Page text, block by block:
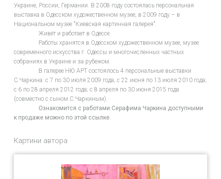
Украине, России, Германии. В 2008 году состоялась персональная
выставка в Одесском художественном музее, в 2009 году – в
Национальном музее "Киевская картинная галерея".
Живёт и работает в Одессе.
Работы хранятся в Одесском художественном музее, музее
современного искусства г. Одессы и многочисленных частных
собраниях в Украине и за рубежом.
В галерее НЮ АРТ состоялось 4 персональные выставки
С.Чаркина: с 7 по 30 июля 2009 года; с 22 июня по 13 июля 2010 года;
с 6 по 28 апреля 2012 года; с 8 апреля по 30 июня 2015 года
(совместно с сыном С.Чаркиным).
Ознакомится с работами Серафима Чаркина доступными
к продаже можно по этой ссылке.
Картини автора